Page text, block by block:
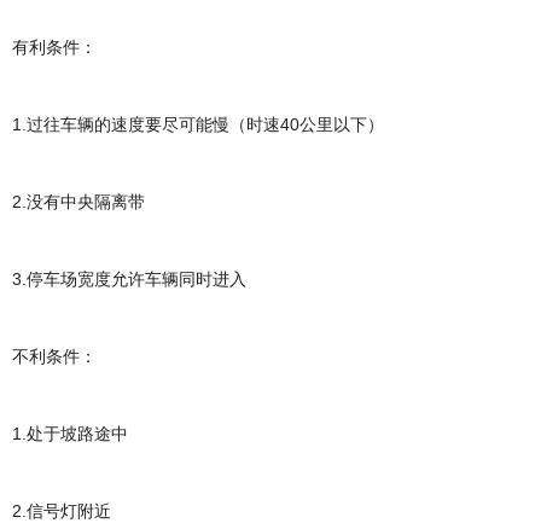
有利条件：
1.过往车辆的速度要尽可能慢（时速40公里以下）
2.没有中央隔离带
3.停车场宽度允许车辆同时进入
不利条件：
1.处于坡路途中
2.信号灯附近